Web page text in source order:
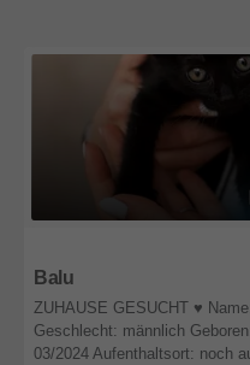
Balu
ZUHAUSE GESUCHT ♥️
Geschlecht: männlich
03/2024 Aufenthaltsort: noch